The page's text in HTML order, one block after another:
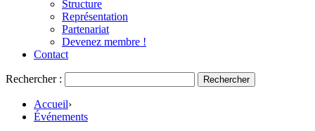
Structure
Représentation
Partenariat
Devenez membre !
Contact
Rechercher :
Accueil›
Événements